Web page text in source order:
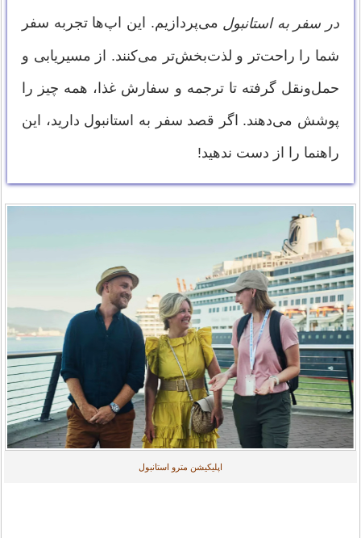
در سفر به استانبول می‌پردازیم. این اپ‌ها تجربه سفر
شما را راحت‌تر و لذت‌بخش‌تر می‌کنند. از مسیریابی و
حمل‌ونقل گرفته تا ترجمه و سفارش غذا، همه چیز را
پوشش می‌دهند. اگر قصد سفر به استانبول دارید، این
راهنما را از دست ندهید!
اپلیکیشن مترو استانبول